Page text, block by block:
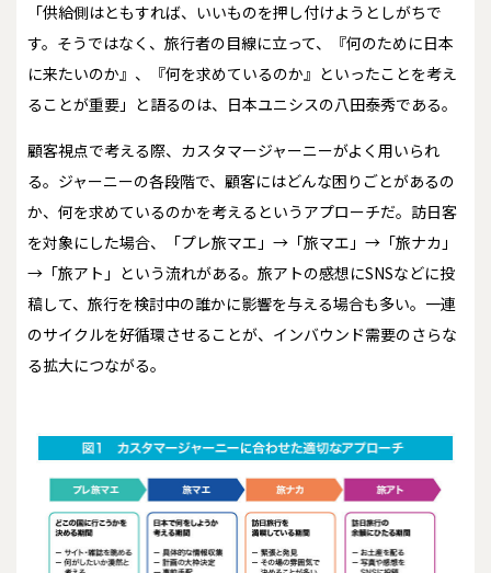
「供給側はともすれば、いいものを押し付けようとしがちで
す。そうではなく、旅行者の目線に立って、『何のために日本
に来たいのか』、『何を求めているのか』といったことを考え
ることが重要」と語るのは、日本ユニシスの八田泰秀である。
顧客視点で考える際、カスタマージャーニーがよく用いられ
る。ジャーニーの各段階で、顧客にはどんな困りごとがあるの
か、何を求めているのかを考えるというアプローチだ。訪日客
を対象にした場合、「プレ旅マエ」→「旅マエ」→「旅ナカ」
→「旅アト」という流れがある。旅アトの感想にSNSなどに投
稿して、旅行を検討中の誰かに影響を与える場合も多い。一連
のサイクルを好循環させることが、インバウンド需要のさらな
る拡大につながる。